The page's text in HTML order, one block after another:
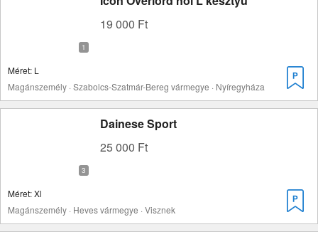
19 000 Ft
Méret: L
Magánszemély · Szabolcs-Szatmár-Bereg vármegye · Nyíregyháza
Dainese Sport
25 000 Ft
Méret: Xl
Magánszemély · Heves vármegye · Visznek